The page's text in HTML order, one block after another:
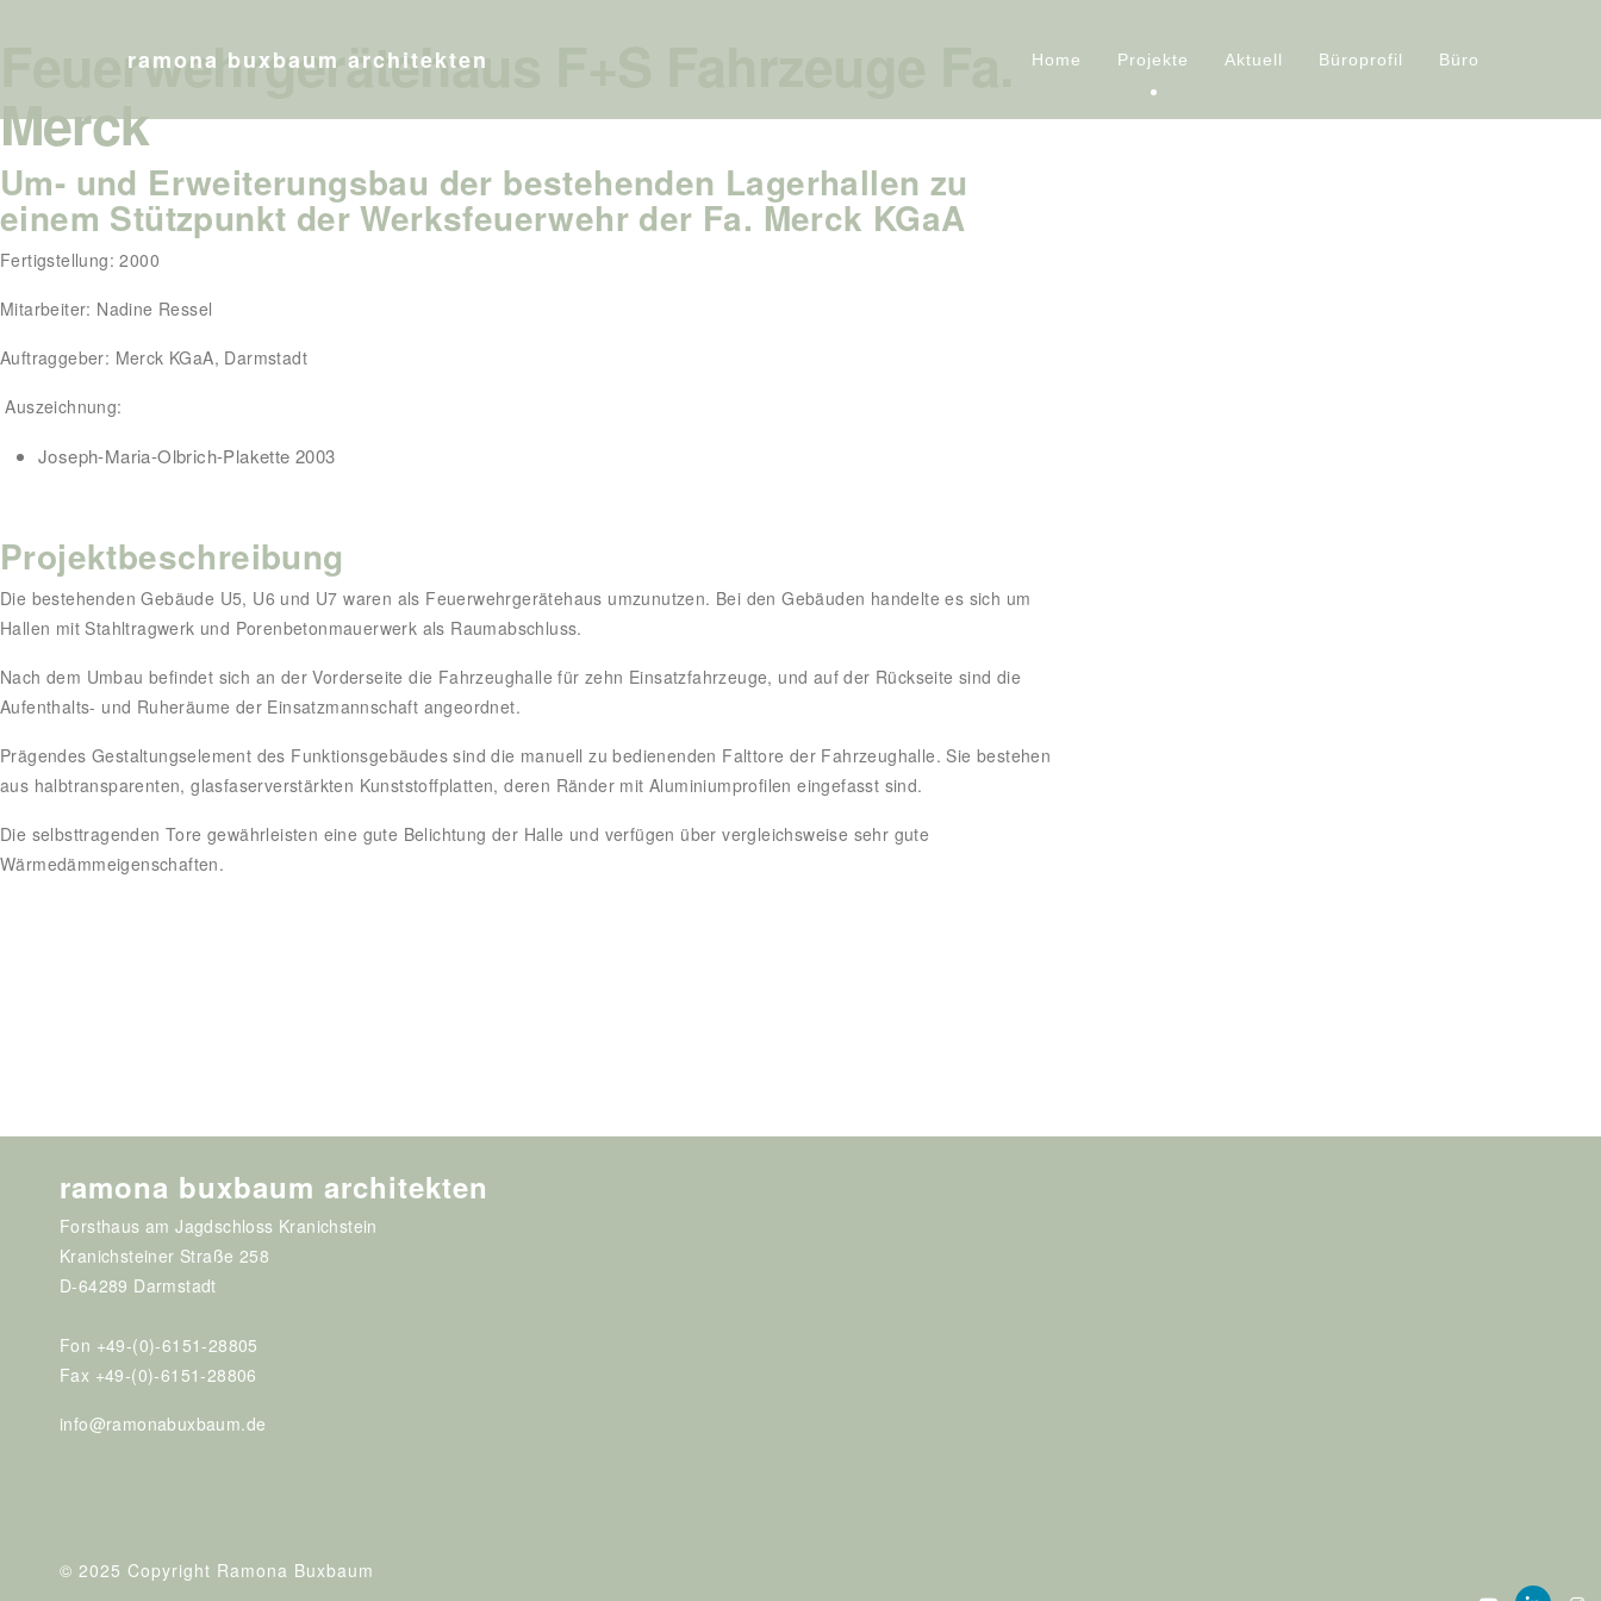
ramona buxbaum architekten Home Projekte Aktuell Büroprofil Büro
Feuerwehrgerätehaus F+S Fahrzeuge Fa.
Merck
Um- und Erweiterungsbau der bestehenden Lagerhallen zu
einem Stützpunkt der Werksfeuerwehr der Fa. Merck KGaA
Fertigstellung: 2000
Mitarbeiter: Nadine Ressel
Auftraggeber: Merck KGaA, Darmstadt
Auszeichnung:
Joseph-Maria-Olbrich-Plakette 2003
Projektbeschreibung
Die bestehenden Gebäude U5, U6 und U7 waren als Feuerwehrgerätehaus umzunutzen. Bei den Gebäuden handelte es sich um
Hallen mit Stahltragwerk und Porenbetonmauerwerk als Raumabschluss.
Nach dem Umbau befindet sich an der Vorderseite die Fahrzeughalle für zehn Einsatzfahrzeuge, und auf der Rückseite sind die
Aufenthalts- und Ruheräume der Einsatzmannschaft angeordnet.
Prägendes Gestaltungselement des Funktionsgebäudes sind die manuell zu bedienenden Falttore der Fahrzeughalle. Sie bestehen
aus halbtransparenten, glasfaserverstärkten Kunststoffplatten, deren Ränder mit Aluminiumprofilen eingefasst sind.
Die selbsttragenden Tore gewährleisten eine gute Belichtung der Halle und verfügen über vergleichsweise sehr gute
Wärmedämmeigenschaften.
ramona buxbaum architekten
Forsthaus am Jagdschloss Kranichstein
Kranichsteiner Straße 258
D-64289 Darmstadt
Fon +49-(0)-6151-28805
Fax +49-(0)-6151-28806
info@ramonabuxbaum.de
© 2025 Copyright Ramona Buxbaum